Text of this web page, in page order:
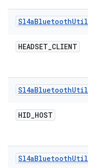
Sl4aBluetoothUtil
HEADSET_CLIENT
Sl4aBluetoothUtil
HID_HOST
Sl4aBluetoothUtil